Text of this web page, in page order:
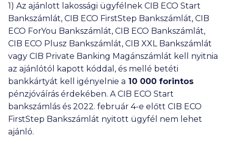
tartalma (így különösen: a promóciós díj összege, illetve a
megrendelt kattintási szám mennyisége), valamint az
ajánlatok megjelenésének időben történő egyenletes
eloszlása miatti egyedi ütemezési célú informatikai
megoldások. A kiválasztott hitelintézet által adott ajánlat
eltérhet a fent megadott adatoktól, amely vonatkozásában
felelősségünket kizárjuk. További részletek az
Ügyféltájékoztatónkban (ITT), valamint a hitelintézetek
weboldalán vagy azok ügyfélszolgálatain tekinthetők meg.
Ezeknek a bankoknak a termékeit nem jelenítjük meg a
kalkulátorainkban: Bank of China, BNP Paribas, Deutsche
Bank, Duna Takarék Bank, ING, KDB Bank, Merkantil Bank,
Oberbank, Polgári Bank.
1) Az ajánlott lakossági ügyfélnek CIB ECO Start
Bankszámlát, CIB ECO FirstStep Bankszámlát, CIB
ECO ForYou Bankszámlát, CIB ECO Bankszámlát,
CIB ECO Plusz Bankszámlát, CIB XXL Bankszámlát
vagy CIB Private Banking Magánszámlát kell nyitnia
az ajánlótól kapott kóddal, és mellé betéti
bankkártyát kell igényelnie a 10 000 forintos
pénzjóváírás érdekében. A CIB ECO Start
bankszámlás és 2022. február 4-e előtt CIB ECO
FirstStep Bankszámlát nyitott ügyfél nem lehet
ajánló.